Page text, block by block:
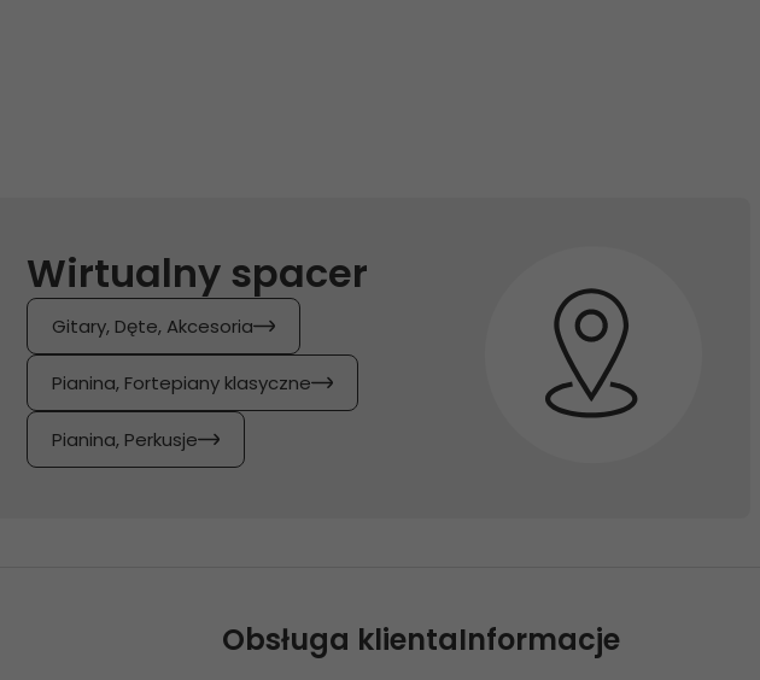
Wirtualny spacer
Gitary, Dęte, Akcesoria
Pianina, Fortepiany klasyczne
Pianina, Perkusje
Obsługa klientaInformacje